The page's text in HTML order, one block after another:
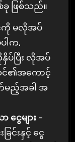
ခု ဖြစ်သည်။
ကို မလိုအပ်
ါက,
ပ်ပြီး လိုအပ်
င်၏အကောင့်
မည့်အခါ အ
ေများ –
ြင်းနှင့် ငွေ